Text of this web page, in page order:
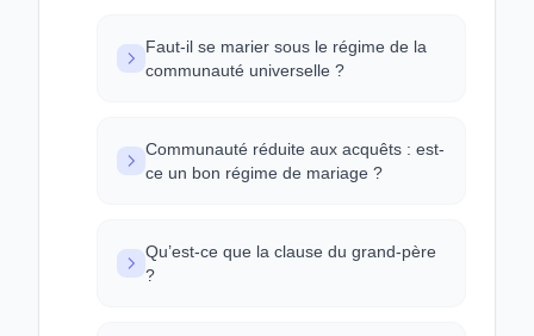
Faut-il se marier sous le régime de la
communauté universelle ?
Communauté réduite aux acquêts : est-
ce un bon régime de mariage ?
Qu’est-ce que la clause du grand-père
?